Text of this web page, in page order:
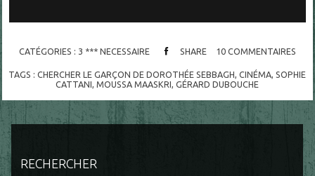
CATÉGORIES : 3 *** NECESSAIRE SHARE 10 COMMENTAIRES
TAGS :CHERCHER LE GARÇON DE DOROTHÉE SEBBAGH,CINÉMA,SOPHIE
CATTANI,MOUSSA MAASKRI,GÉRARD DUBOUCHE
RECHERCHER